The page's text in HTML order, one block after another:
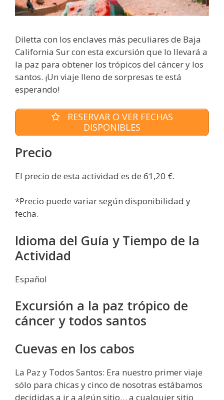
Diletta con los enclaves más peculiares de Baja
California Sur con esta excursión que lo llevará a
la paz para obtener los trópicos del cáncer y los
santos. ¡Un viaje lleno de sorpresas te está
esperando!
RESERVAR O VER FECHAS
DISPONIBLES
Precio
El precio de esta actividad es de 61,20 €.
*Precio puede variar según disponibilidad y
fecha.
Idioma del Guía y Tiempo de la
Actividad
Español
Excursión a la paz trópico de
cáncer y todos santos
Cuevas en los cabos
La Paz y Todos Santos: Era nuestro primer viaje
sólo para chicas y cinco de nosotras estábamos
decididas a ir a algún sitio… a cualquier sitio